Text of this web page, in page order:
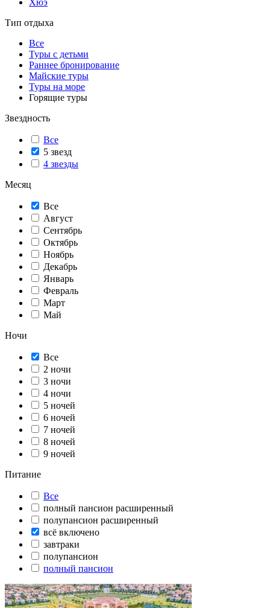
Тип отдыха
Все
Туры с детьми
Раннее бронирование
Майские туры
Туры на море
Горящие туры
Звездность
Все
5 звезд
4 звезды
Месяц
Все
Август
Сентябрь
Октябрь
Ноябрь
Декабрь
Январь
Февраль
Март
Май
Ночи
Все
2 ночи
3 ночи
4 ночи
5 ночей
6 ночей
7 ночей
8 ночей
9 ночей
Питание
Все
полный пансион расширенный
полупансион расширенный
всё включено
завтраки
полупансион
полный пансион